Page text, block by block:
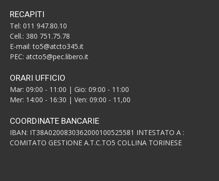
RECAPITI
Tel: 011 947.80.10
Cell.: 380 751.75.78
E-mail: to5@atcto345.it
PEC: atcto5@pec.libero.it
ORARI UFFICIO
Mar: 09:00 - 11:00 | Gio: 09:00 - 11:00
Mer: 14:00 - 16:30 | Ven: 09:00 - 11,00
COORDINATE BANCARIE
IBAN: IT38A0200830362000100525581 INTESTATO A :
COMITATO GESTIONE A.T.C.TO5 COLLINA TORINESE